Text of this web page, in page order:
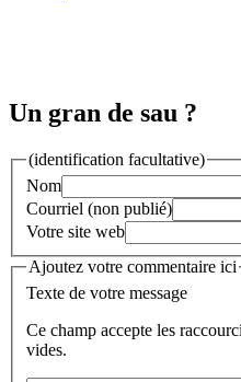
Un gran de sau ?
(identification facultative)
Nom
Courriel (non publié)
Votre site web
Ajoutez votre commentaire ici
Texte de votre message
Ce champ accepte les
vides.